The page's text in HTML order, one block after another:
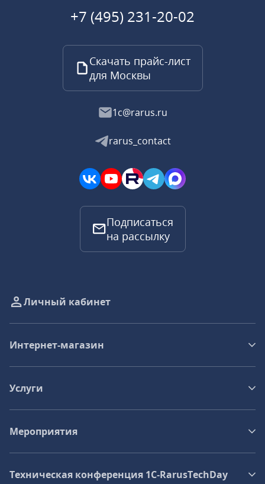
+7 (495) 231-20-02
Скачать прайс-лист
для Москвы
1c@rarus.ru
rarus_contact
Подписаться
на рассылку
Личный кабинет
Интернет-магазин
Услуги
Мероприятия
Техническая конференция 1C‑RarusTechDay